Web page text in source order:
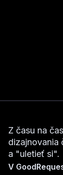
Z času na
dizajnovania
a "uletieť si".
V